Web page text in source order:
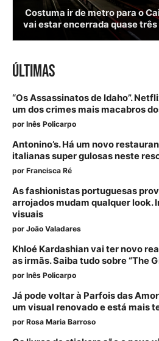
Costuma ir de metro para o
vai estar encerrada quase
ÚLTIMAS
“Os Assassinatos de Idaho”.
um dos crimes mais macabros
por Inês Policarpo
Antonino’s. Há um novo
italianas super gulosas neste
por Francisca Ré
As fashionistas portuguesas
arrojados mudam qualquer look.
visuais
por João Valadares
Khloé Kardashian vai ter novo
as irmãs. Saiba tudo sobre “The
por Inês Policarpo
Já pode voltar à Parfois das
um visual renovado e está mais
por Rosa Maria Barroso